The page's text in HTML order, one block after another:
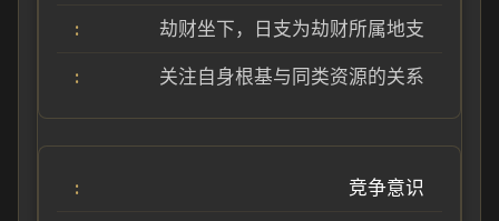
劫财坐下，日支为劫财所属地支
关注自身根基与同类资源的关系
竞争意识